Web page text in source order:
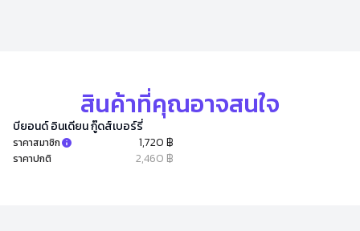
สินค้าที่คุณอาจสนใจ
บียอนด์ อินเดียน กู๊ดส์เบอร์รี่
ราคาสมาชิก 1,720 ฿
ราคาปกติ 2,460 ฿